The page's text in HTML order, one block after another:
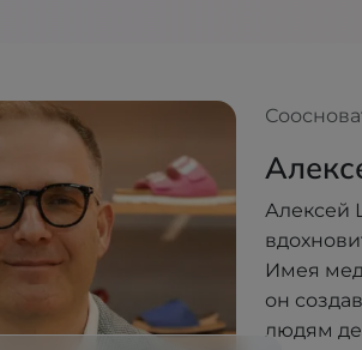
Алексей
Имея
он
людям